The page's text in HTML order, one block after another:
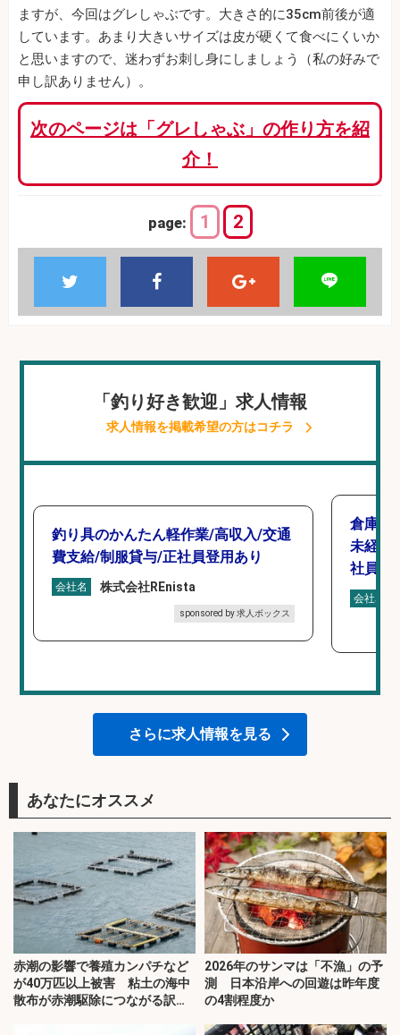
ますが、今回はグレしゃぶです。大きさ的に35cm前後が適
しています。あまり大きいサイズは皮が硬くて食べにくいか
と思いますので、迷わずお刺し身にしましょう（私の好みで
申し訳ありません）。
次のページは「グレしゃぶ」の作り方を紹
介！
page: 1 2
「釣り好き歓迎」求人情報
求人情報を掲載希望の方はコチラ
釣り具のかんたん軽作業/高収入/交通
費支給/制服貸与/正社員登用あり
会社名 株式会社REnista
sponsored by 求人ボックス
倉庫で
未経験
社員登
会社名
さらに求人情報を見る
あなたにオススメ
赤潮の影響で養殖カンパチなど
が40万匹以上被害 粘土の海中
散布が赤潮駆除につながる訳と
2026年のサンマは「不漁」の予
測 日本沿岸への回遊は昨年度
の4割程度か